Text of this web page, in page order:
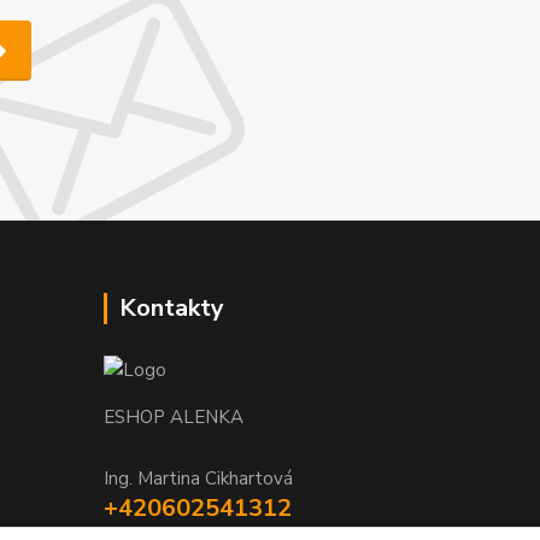
Kontakty
ESHOP ALENKA
Ing. Martina Cikhartová
+420602541312